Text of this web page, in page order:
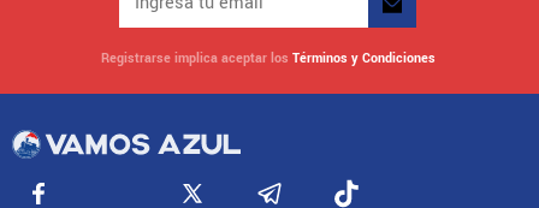
Registrarse implica aceptar los Términos y Condiciones